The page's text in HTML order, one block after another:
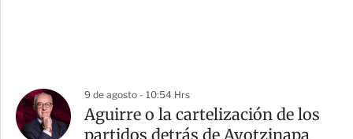
9 de agosto - 10:54 Hrs
Aguirre o la cartelización de los
partidos detrás de Ayotzinapa